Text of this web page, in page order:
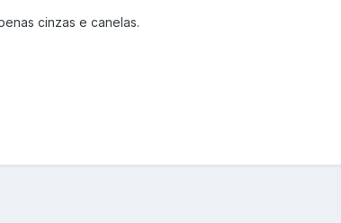
cinzas e canelas.